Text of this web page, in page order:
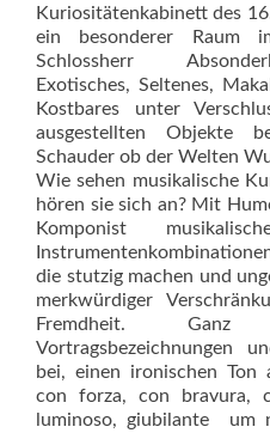
Kuriositätenkabinett des
ein besonderer Raum
Schlossherr
Exotisches, Seltenes,
Kostbares unter
ausgestellten Objekte
Schauder ob der Welten
Wie sehen musikalische
hören sie sich an? Mit
Komponist
die stutzig machen und
merkwürdiger
Fremdheit. Ganz
Vortragsbezeichnungen
bei, einen ironischen
con forza, con bravura,
luminoso, giubilante 